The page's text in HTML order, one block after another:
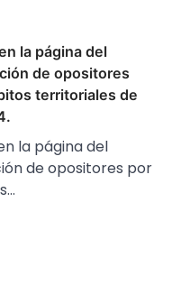
la página del
de opositores
territoriales de
la página del
de opositores por